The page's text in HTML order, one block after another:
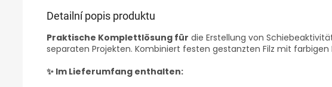
Detailní popis produktu
Praktische Komplettlösung für die Erstellung von
separaten Projekten. Kombiniert festen gestanzten Filz mit farbigen
✨ Im Lieferumfang enthalten: